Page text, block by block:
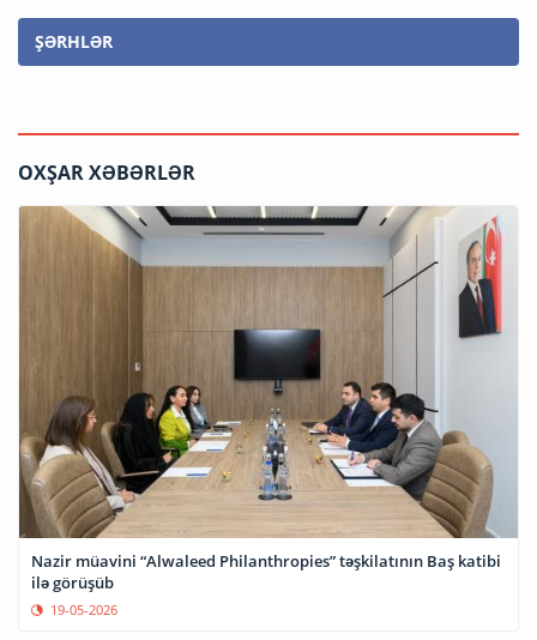
ŞƏRHLƏR
OXŞAR XƏBƏRLƏR
Nazir müavini “Alwaleed Philanthropies” təşkilatının Baş katibi
ilə görüşüb
19-05-2026